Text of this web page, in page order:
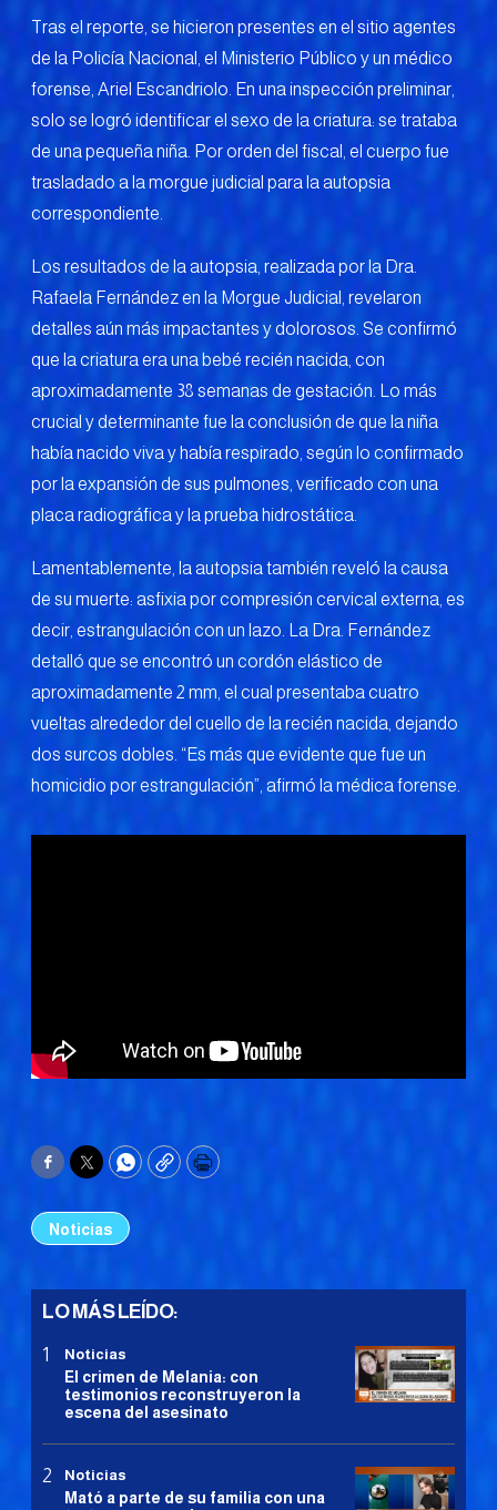
Tras el reporte, se hicieron presentes en el sitio agentes
de la Policía Nacional, el Ministerio Público y un médico
forense, Ariel Escandriolo. En una inspección preliminar,
solo se logró identificar el sexo de la criatura: se trataba
de una pequeña niña. Por orden del fiscal, el cuerpo fue
trasladado a la morgue judicial para la autopsia
correspondiente.
Los resultados de la autopsia, realizada por la Dra.
Rafaela Fernández en la Morgue Judicial, revelaron
detalles aún más impactantes y dolorosos. Se confirmó
que la criatura era una bebé recién nacida, con
aproximadamente 38 semanas de gestación. Lo más
crucial y determinante fue la conclusión de que la niña
había nacido viva y había respirado, según lo confirmado
por la expansión de sus pulmones, verificado con una
placa radiográfica y la prueba hidrostática.
Lamentablemente, la autopsia también reveló la causa
de su muerte: asfixia por compresión cervical externa, es
decir, estrangulación con un lazo. La Dra. Fernández
detalló que se encontró un cordón elástico de
aproximadamente 2 mm, el cual presentaba cuatro
vueltas alrededor del cuello de la recién nacida, dejando
dos surcos dobles. “Es más que evidente que fue un
homicidio por estrangulación”, afirmó la médica forense.
Facebook
TwitterWhatsApp
CopyPrint
Noticias
LO MÁS LEÍDO:
Noticias
El crimen de Melania: con
testimonios reconstruyeron la
escena del asesinato
Noticias
Mató a parte de su familia con una